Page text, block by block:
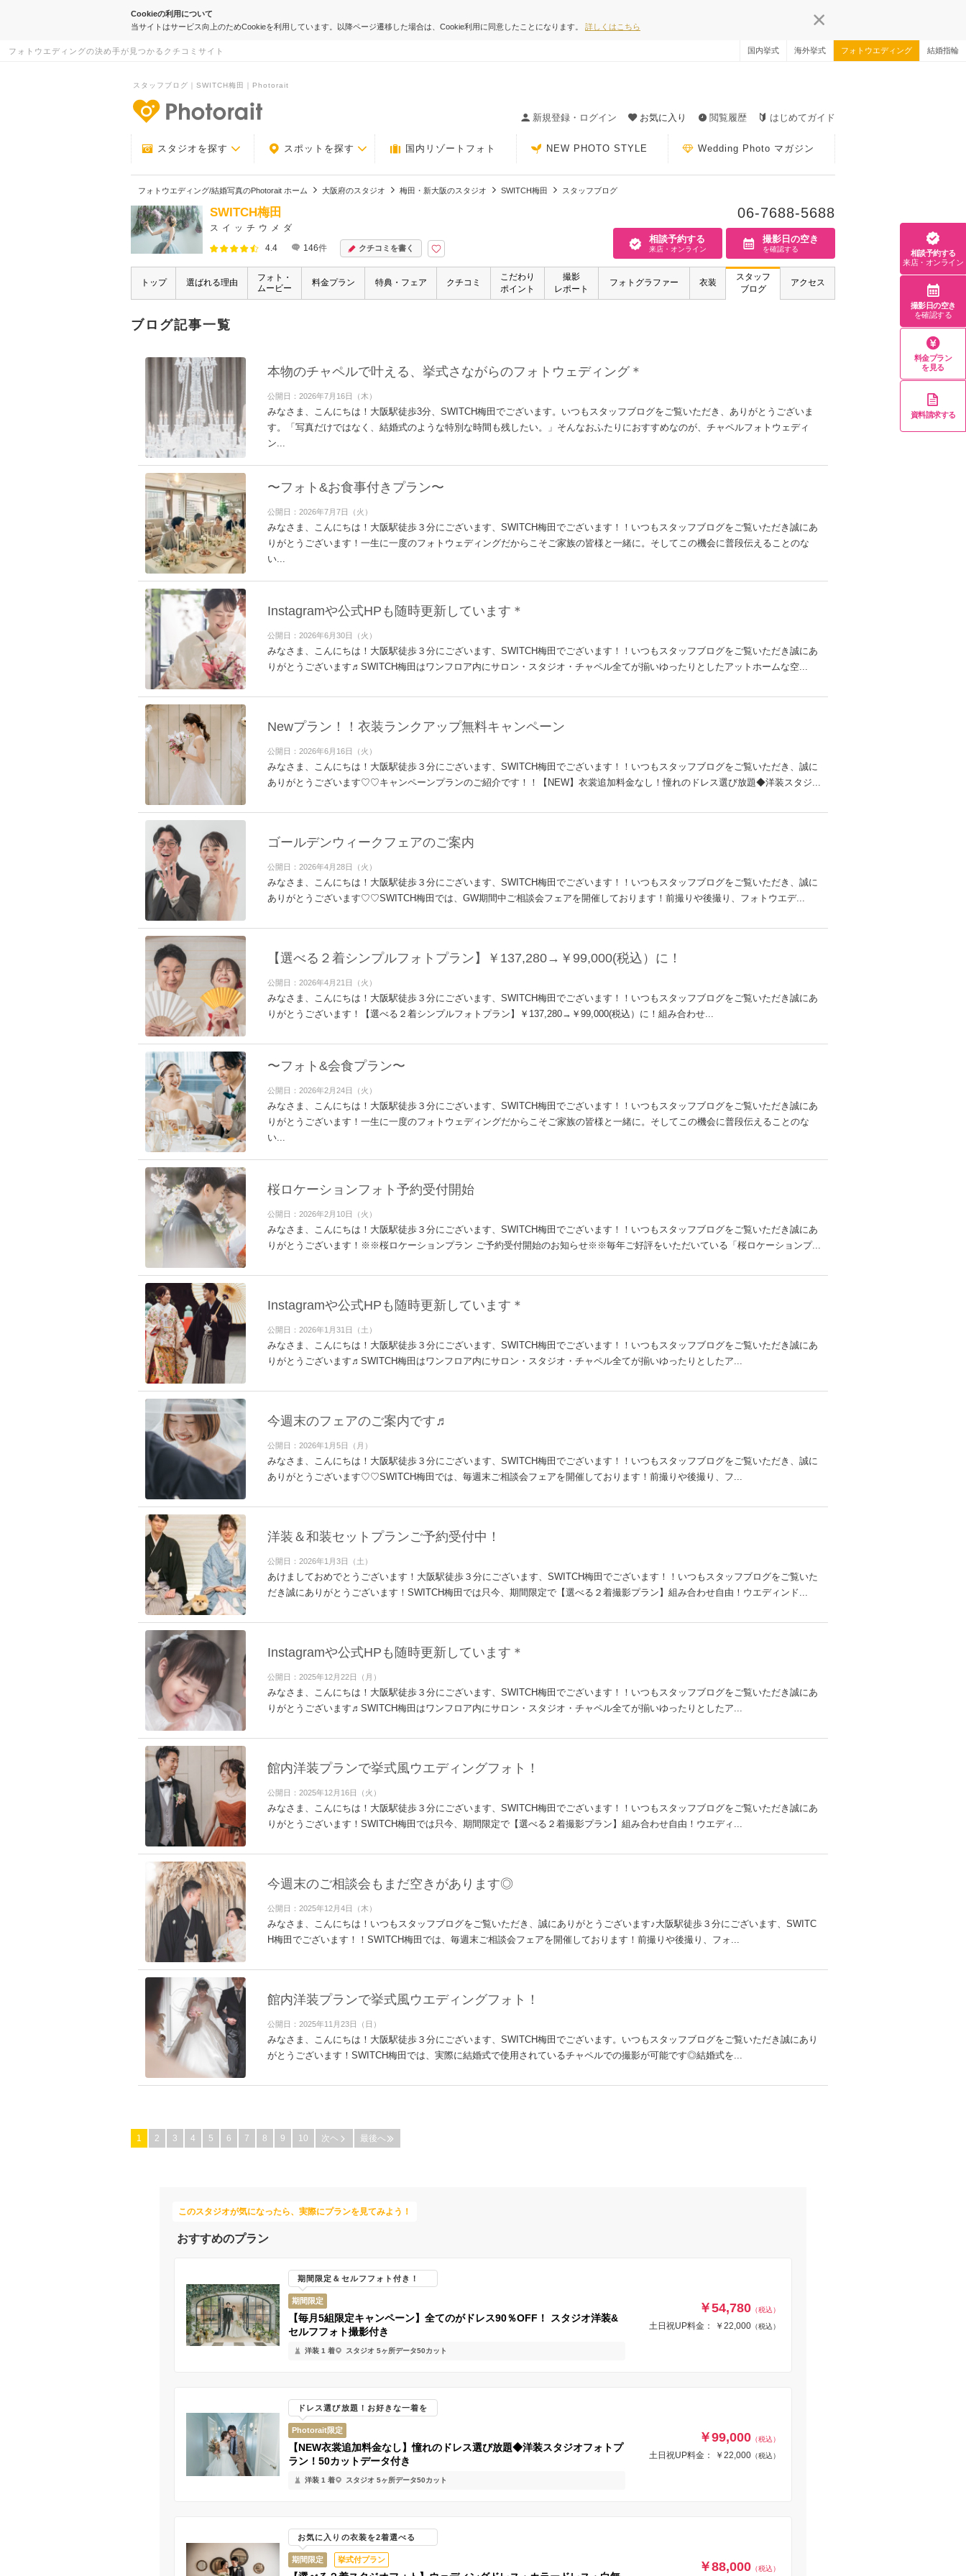
Cookieの利用について
当サイトはサービス向上のためCookieを利用しています。以降ページ遷移した場合は、Cookie利用に同意したことになります。 詳しくはこちら
フォトウエディングの決め手が見つかるクチコミサイト 国内挙式 海外挙式 フォトウエディング 結婚指輪
スタッフブログ｜SWITCH梅田｜Photorait
新規登録・ログイン
お気に入り 閲覧履歴 はじめてガイド
スタジオを探す スポットを探す 国内リゾートフォト NEW PHOTO STYLE Wedding Photo マガジン
フォトウエディング/結婚写真のPhotorait ホーム 大阪府のスタジオ 梅田・新大阪のスタジオ SWITCH梅田 スタッフブログ
SWITCH梅田
スイッチウメダ
4.4
146件 クチコミを書く
06-7688-5688
相談予約する
来店・オンライン
撮影日の空き
を確認する
トップ 選ばれる理由
フォト・
ムービー
料金プラン 特典・フェア クチコミ
こだわり
ポイント
撮影
レポート
フォトグラファー 衣装
スタッフ
ブログ
アクセス
ブログ記事一覧
本物のチャペルで叶える、挙式さながらのフォトウェディング＊
公開日：2026年7月16日（木）
みなさま、こんにちは！大阪駅徒歩3分、SWITCH梅田でございます。いつもスタッフブログをご覧いただき、ありがとうございま
す。「写真だけではなく、結婚式のような特別な時間も残したい。」そんなおふたりにおすすめなのが、チャペルフォトウェディ
ン...
〜フォト&お食事付きプラン〜
公開日：2026年7月7日（火）
みなさま、こんにちは！大阪駅徒歩３分にございます、SWITCH梅田でございます！！いつもスタッフブログをご覧いただき誠にあ
りがとうございます！一生に一度のフォトウェディングだからこそご家族の皆様と一緒に。そしてこの機会に普段伝えることのな
い...
Instagramや公式HPも随時更新しています＊
公開日：2026年6月30日（火）
みなさま、こんにちは！大阪駅徒歩３分にございます、SWITCH梅田でございます！！いつもスタッフブログをご覧いただき誠にあ
りがとうございます♬SWITCH梅田はワンフロア内にサロン・スタジオ・チャペル全てが揃いゆったりとしたアットホームな空...
Newプラン！！衣装ランクアップ無料キャンペーン
公開日：2026年6月16日（火）
みなさま、こんにちは！大阪駅徒歩３分にございます、SWITCH梅田でございます！！いつもスタッフブログをご覧いただき、誠に
ありがとうございます♡♡キャンペーンプランのご紹介です！！【NEW】衣裳追加料金なし！憧れのドレス選び放題◆洋装スタジ...
ゴールデンウィークフェアのご案内
公開日：2026年4月28日（火）
みなさま、こんにちは！大阪駅徒歩３分にございます、SWITCH梅田でございます！！いつもスタッフブログをご覧いただき、誠に
ありがとうございます♡♡SWITCH梅田では、GW期間中ご相談会フェアを開催しております！前撮りや後撮り、フォトウエデ...
【選べる２着シンプルフォトプラン】￥137,280→￥99,000(税込）に！
公開日：2026年4月21日（火）
みなさま、こんにちは！大阪駅徒歩３分にございます、SWITCH梅田でございます！！いつもスタッフブログをご覧いただき誠にあ
りがとうございます！【選べる２着シンプルフォトプラン】￥137,280→￥99,000(税込）に！組み合わせ...
〜フォト&会食プラン〜
公開日：2026年2月24日（火）
みなさま、こんにちは！大阪駅徒歩３分にございます、SWITCH梅田でございます！！いつもスタッフブログをご覧いただき誠にあ
りがとうございます！一生に一度のフォトウェディングだからこそご家族の皆様と一緒に。そしてこの機会に普段伝えることのな
い...
桜ロケーションフォト予約受付開始
公開日：2026年2月10日（火）
みなさま、こんにちは！大阪駅徒歩３分にございます、SWITCH梅田でございます！！いつもスタッフブログをご覧いただき誠にあ
りがとうございます！※※桜ロケーションプラン ご予約受付開始のお知らせ※※毎年ご好評をいただいている「桜ロケーションプ...
Instagramや公式HPも随時更新しています＊
公開日：2026年1月31日（土）
みなさま、こんにちは！大阪駅徒歩３分にございます、SWITCH梅田でございます！！いつもスタッフブログをご覧いただき誠にあ
りがとうございます♬SWITCH梅田はワンフロア内にサロン・スタジオ・チャペル全てが揃いゆったりとしたア...
今週末のフェアのご案内です♬
公開日：2026年1月5日（月）
みなさま、こんにちは！大阪駅徒歩３分にございます、SWITCH梅田でございます！！いつもスタッフブログをご覧いただき、誠に
ありがとうございます♡♡SWITCH梅田では、毎週末ご相談会フェアを開催しております！前撮りや後撮り、フ...
洋装＆和装セットプランご予約受付中！
公開日：2026年1月3日（土）
あけましておめでとうございます！大阪駅徒歩３分にございます、SWITCH梅田でございます！！いつもスタッフブログをご覧いた
だき誠にありがとうございます！SWITCH梅田では只今、期間限定で【選べる２着撮影プラン】組み合わせ自由！ウエディンド...
Instagramや公式HPも随時更新しています＊
公開日：2025年12月22日（月）
みなさま、こんにちは！大阪駅徒歩３分にございます、SWITCH梅田でございます！！いつもスタッフブログをご覧いただき誠にあ
りがとうございます♬SWITCH梅田はワンフロア内にサロン・スタジオ・チャペル全てが揃いゆったりとしたア...
館内洋装プランで挙式風ウエディングフォト！
公開日：2025年12月16日（火）
みなさま、こんにちは！大阪駅徒歩３分にございます、SWITCH梅田でございます！！いつもスタッフブログをご覧いただき誠にあ
りがとうございます！SWITCH梅田では只今、期間限定で【選べる２着撮影プラン】組み合わせ自由！ウエディ...
今週末のご相談会もまだ空きがあります◎
公開日：2025年12月4日（木）
みなさま、こんにちは！いつもスタッフブログをご覧いただき、誠にありがとうございます♪大阪駅徒歩３分にございます、SWITC
H梅田でございます！！SWITCH梅田では、毎週末ご相談会フェアを開催しております！前撮りや後撮り、フォ...
館内洋装プランで挙式風ウエディングフォト！
公開日：2025年11月23日（日）
みなさま、こんにちは！大阪駅徒歩３分にございます、SWITCH梅田でございます。いつもスタッフブログをご覧いただき誠にあり
がとうございます！SWITCH梅田では、実際に結婚式で使用されているチャペルでの撮影が可能です◎結婚式を...
1 2 3 4 5 6 7 8 9 10 次ヘ 最後へ
このスタジオが気になったら、実際にプランを見てみよう！
おすすめのプラン
期間限定＆セルフフォト付き！
期間限定
【毎月5組限定キャンペーン】全てのがドレス90％OFF！ スタジオ洋装&
セルフフォト撮影付き
洋装 1 着 スタジオ 5ヶ所データ50カット
￥54,780 （税込）
土日祝UP料金： ￥22,000 （税込）
ドレス選び放題！お好きな一着を
Photorait限定
【NEW衣裳追加料金なし】憧れのドレス選び放題◆洋装スタジオフォトプ
ラン！50カットデータ付き
洋装 1 着 スタジオ 5ヶ所データ50カット
￥99,000 （税込）
土日祝UP料金： ￥22,000 （税込）
お気に入りの衣装を2着選べる
期間限定 挙式付プラン ￥88,000 （税込）
相談予約する
来店・オンライン
撮影日の空き
を確認する
料金プラン
を見る
資料請求する